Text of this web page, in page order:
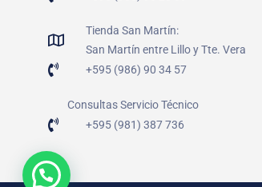
Tienda San Martín:
San Martín entre Lillo y Tte. Vera
+595 (986) 90 34 57
Consultas Servicio Técnico
+595 (981) 387 736